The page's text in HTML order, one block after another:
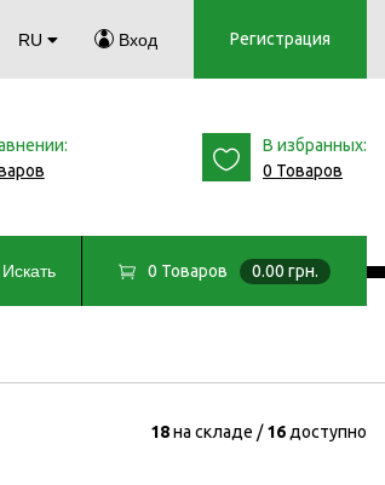
RU Вход Регистрация
В избранных:
0 Товаров
Искать 0 Товаров 0.00 грн.
18на складе 16 доступно